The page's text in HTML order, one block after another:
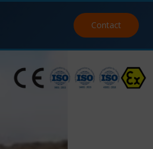
Contact